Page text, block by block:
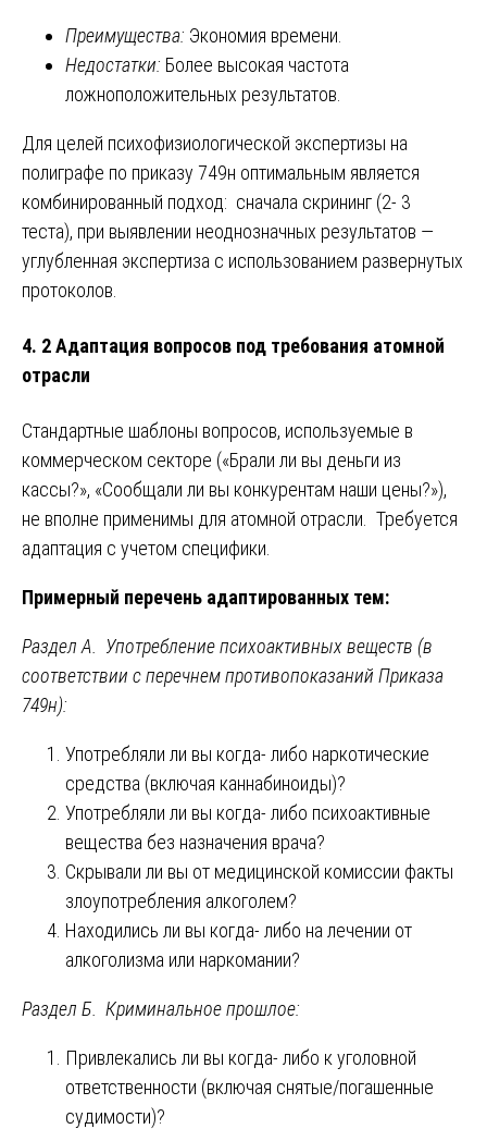
Преимущества: Экономия времени.
Недостатки: Более высокая частота
ложноположительных результатов.
Для целей психофизиологической экспертизы на
полиграфе по приказу 749н оптимальным является
комбинированный подход: сначала скрининг (2- 3
теста), при выявлении неоднозначных результатов —
углубленная экспертиза с использованием развернутых
протоколов.
4. 2 Адаптация вопросов под требования атомной
отрасли
Стандартные шаблоны вопросов, используемые в
коммерческом секторе («Брали ли вы деньги из
кассы?», «Сообщали ли вы конкурентам наши цены?»),
не вполне применимы для атомной отрасли. Требуется
адаптация с учетом специфики.
Примерный перечень адаптированных тем:
Раздел А. Употребление психоактивных веществ (в
соответствии с перечнем противопоказаний Приказа
749н):
Употребляли ли вы когда- либо наркотические
средства (включая каннабиноиды)?
Употребляли ли вы когда- либо психоактивные
вещества без назначения врача?
Скрывали ли вы от медицинской комиссии факты
злоупотребления алкоголем?
Находились ли вы когда- либо на лечении от
алкоголизма или наркомании?
Раздел Б. Криминальное прошлое:
Привлекались ли вы когда- либо к уголовной
ответственности (включая снятые/погашенные
судимости)?